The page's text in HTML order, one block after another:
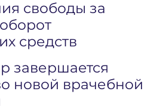
свободы за
средств
завершается
новой врачебной